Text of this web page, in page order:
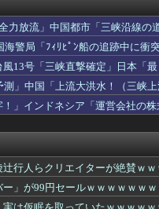
力放流」中国都市「三峡沿線の
」→警局「ﾌｨﾘﾋﾟﾝ船の追跡中に衝
」→
13号「三峡直撃確定」日本「
聞」→
」中国「上流大洪水！（三峡
え声」→
」インドネシア「運営会社の
行人らクリエイターが絶賛ｗ
」が99円セールｗｗｗｗｗｗ